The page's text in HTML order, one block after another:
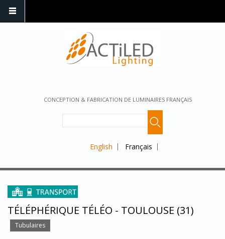
CONCEPTION & FABRICATION DE LUMINAIRES FRANÇAIS
English Français
TÉLÉPHÉRIQUE TÉLÉO - TOULOUSE (31)
Tubulaires